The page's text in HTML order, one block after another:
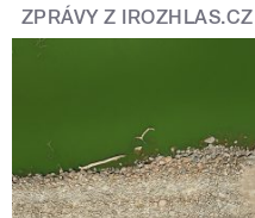
ZPRÁVY Z IROZHLAS.CZ